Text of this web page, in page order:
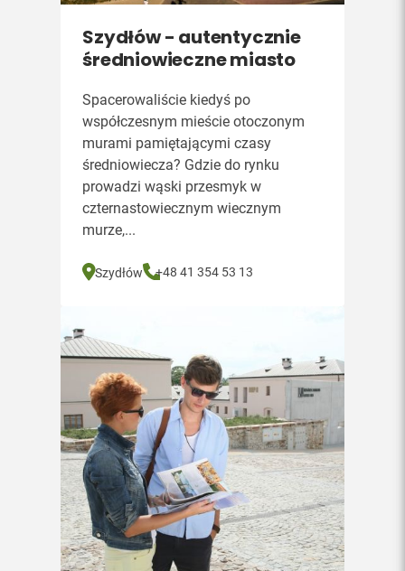
Szydłów - autentycznie
średniowieczne miasto
Spacerowaliście kiedyś po
współczesnym mieście otoczonym
murami pamiętającymi czasy
średniowiecza? Gdzie do rynku
prowadzi wąski przesmyk w
czternastowiecznym wiecznym
murze,...
Szydłów +48 41 354 53 13